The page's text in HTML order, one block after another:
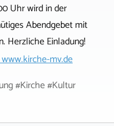
Uhr wird in der
Abendgebet mit
Herzliche Einladung!
www.kirche-mv.de
#Kirche #Kultur